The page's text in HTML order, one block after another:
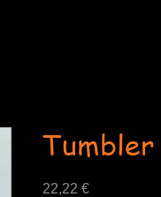
Tumbler
22,22 €Preis